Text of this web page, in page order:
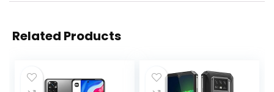
Related Products